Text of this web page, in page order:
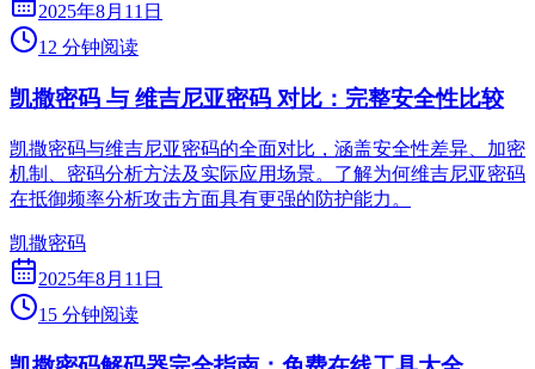
2025年8月11日
12 分钟阅读
凯撒密码 与 维吉尼亚密码 对比：完整安全性比较
凯撒密码与维吉尼亚密码的全面对比，涵盖安全性差异、加密
机制、密码分析方法及实际应用场景。了解为何维吉尼亚密码
在抵御频率分析攻击方面具有更强的防护能力。
凯撒密码
2025年8月11日
15 分钟阅读